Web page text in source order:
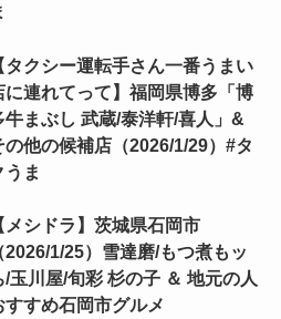
タクシー運転手さん一番うまい
に連れてって】福岡県博多「博
牛まぶし 武蔵/泰洋軒/喜人」&
の他の候補店（2026/1/29）#タ
うま
メシドラ】茨城県石岡市
2026/1/25）雪達磨/もつ煮もッ
/玉川屋/旬彩 杉の子 ＆ 地元の人
すすめ石岡市グルメ